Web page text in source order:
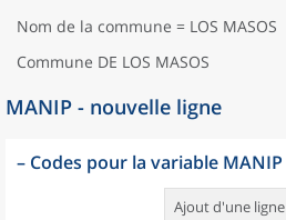
Nom de la commune = LOS MASOS
Commune DE LOS MASOS
MANIP - nouvelle ligne
– Codes pour la variable MANIP
Ajout d'une ligne